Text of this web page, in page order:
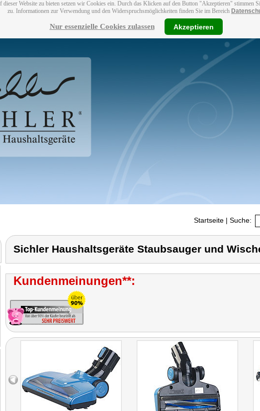
dieser Website zu bieten setzen wir Cookies ein. Durch das Klicken auf den Button "Akzeptieren" stimmen
zu. Informationen zur Verwendung und den Widerspruchsmöglichkeiten finden Sie im Bereich
Nur essenzielle Cookies zulassen Akzeptieren
Startseite | Suche:
Sichler Haushaltsgeräte Staubsauger und
Kundenmeinungen**: